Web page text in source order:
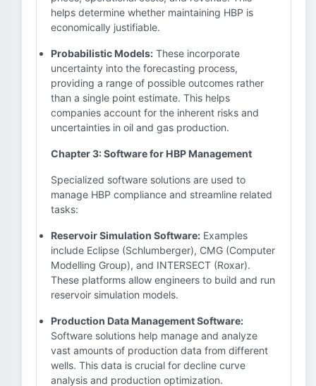
helps determine whether maintaining HBP is
economically justifiable.
Probabilistic Models: These incorporate
uncertainty into the forecasting process,
providing a range of possible outcomes rather
than a single point estimate. This helps
companies account for the inherent risks and
uncertainties in oil and gas production.
Chapter 3: Software for HBP Management
Specialized software solutions are used to
manage HBP compliance and streamline related
tasks:
Reservoir Simulation Software: Examples
include Eclipse (Schlumberger), CMG (Computer
Modelling Group), and INTERSECT (Roxar).
These platforms allow engineers to build and run
reservoir simulation models.
Production Data Management Software:
Software solutions help manage and analyze
vast amounts of production data from different
wells. This data is crucial for decline curve
analysis and production optimization.